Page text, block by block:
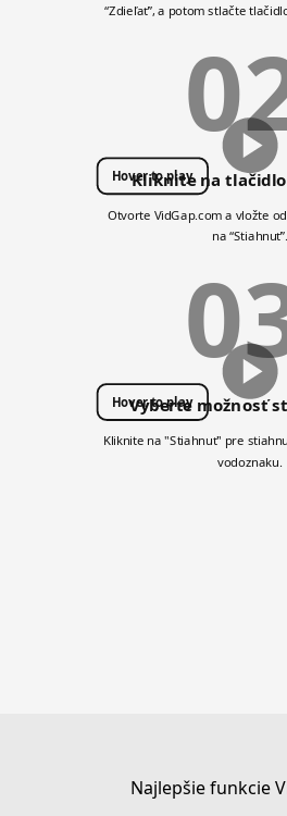
“Zdieľať”, a potom stlačte
Hover to play
Kliknite na
Otvorte VidGap.com a vložte
na “Stiahnuť”.
Hover to play
Vyberte možnosť
Kliknite na "Stiahnuť" pre
vodoznaku.
Najlepšie funkcie